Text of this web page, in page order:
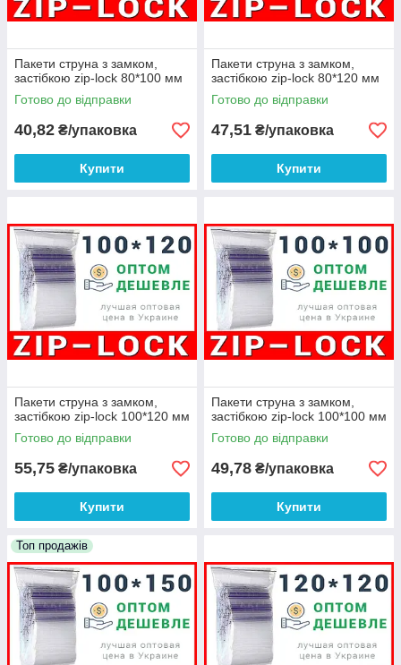
Пакети струна з замком,
застібкою zip-lock 80*100 мм
Готово до відправки
40,82 ₴/упаковка
Купити
Пакети струна з замком,
застібкою zip-lock 80*120 мм
Готово до відправки
47,51 ₴/упаковка
Купити
Пакети струна з замком,
застібкою zip-lock 100*120 мм
Готово до відправки
55,75 ₴/упаковка
Купити
Пакети струна з замком,
застібкою zip-lock 100*100 мм
Готово до відправки
49,78 ₴/упаковка
Купити
Топ продажів